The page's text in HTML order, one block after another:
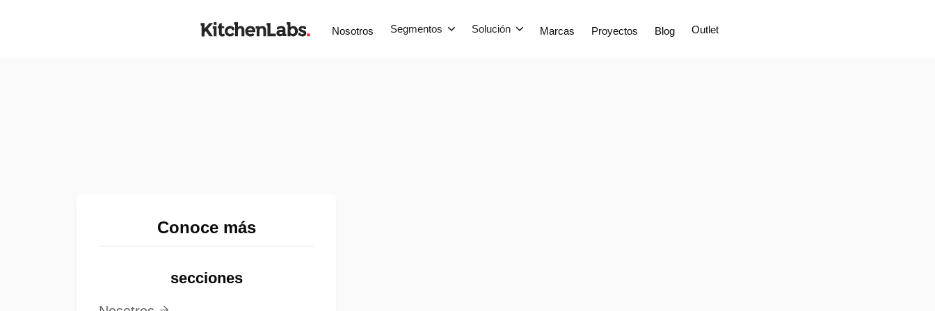
Nosotros Segmentos  Solución  Marcas Proyectos Blog Outlet
Conoce más
secciones